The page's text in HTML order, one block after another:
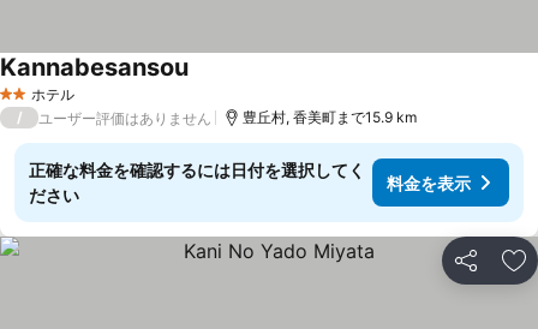
2 ホテルのランク
ホテル
Kannabesansou
/ ユーザー評価はありません 豊丘村, 香美町まで15.9 km
正確な料金を確認するには日付を選択してく
ださい
料金を表示
シェア お